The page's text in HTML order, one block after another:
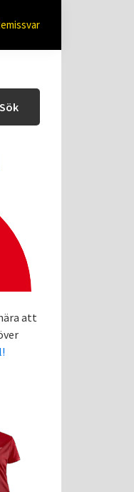
Sök
att